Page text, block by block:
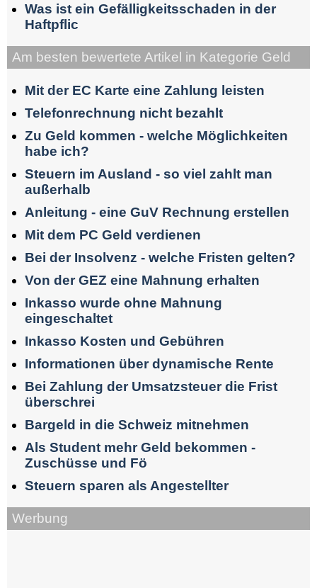
Was ist ein Gefälligkeitsschaden in der
Haftpflic
Am besten bewertete Artikel in Kategorie Geld
Mit der EC Karte eine Zahlung leisten
Telefonrechnung nicht bezahlt
Zu Geld kommen - welche Möglichkeiten
habe ich?
Steuern im Ausland - so viel zahlt man
außerhalb
Anleitung - eine GuV Rechnung erstellen
Mit dem PC Geld verdienen
Bei der Insolvenz - welche Fristen gelten?
Von der GEZ eine Mahnung erhalten
Inkasso wurde ohne Mahnung
eingeschaltet
Inkasso Kosten und Gebühren
Informationen über dynamische Rente
Bei Zahlung der Umsatzsteuer die Frist
überschrei
Bargeld in die Schweiz mitnehmen
Als Student mehr Geld bekommen -
Zuschüsse und Fö
Steuern sparen als Angestellter
Werbung